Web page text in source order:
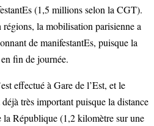
(1,5 millions selon la CGT).
la mobilisation parisienne a
demanifestantEs, puisque la
fin de journée.
effectué à Gare de l’Est, et le
déjà très important puisque la distance
la République (1,2 kilomètre sur une